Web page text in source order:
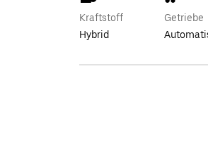
Kraftstoff
Hybrid
Getriebe